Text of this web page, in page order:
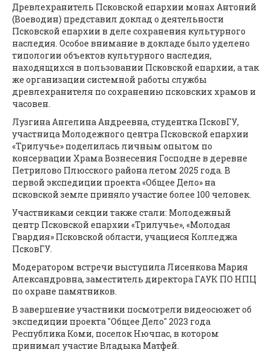
Древлехранитель Псковской епархии монах Антоний
(Воеводин) представил доклад о деятельности
Псковской епархии в деле сохранения культурного
наследия. Особое внимание в докладе было уделено
типологии объектов культурного наследия,
находящихся в пользовании Псковской епархии, а так
же организации системной работы службы
древлехранителя по сохранению псковских храмов и
часовен.
Лузгина Ангелина Андреевна, студентка ПсковГУ,
участница Молодежного центра Псковской епархии
«Трилучье» поделилась личным опытом по
консервации Храма Вознесения Господне в деревне
Петрилово Плюсского района летом 2025 года. В
первой экспедиции проекта «Общее Дело» на
псковской земле приняло участие более 100 человек.
Участниками секции также стали: Молодежный
центр Псковской епархии «Трилучье», «Молодая
Гвардия» Псковской области, учащиеся Колледжа
ПсковГУ.
Модератором встречи выступила Лисенкова Мария
Александровна, заместитель директора ГАУК ПО НПЦ
по охране памятников.
В завершение участники посмотрели видеосюжет об
экспедиции проекта "Общее Дело" 2023 года
Республика Коми, поселок Нючпас, в котором
принимал участие Владыка Матфей.